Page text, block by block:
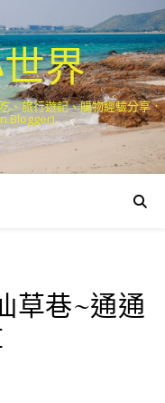
界
、旅行遊記、購物經驗分享．
Blogger)
草巷~通通